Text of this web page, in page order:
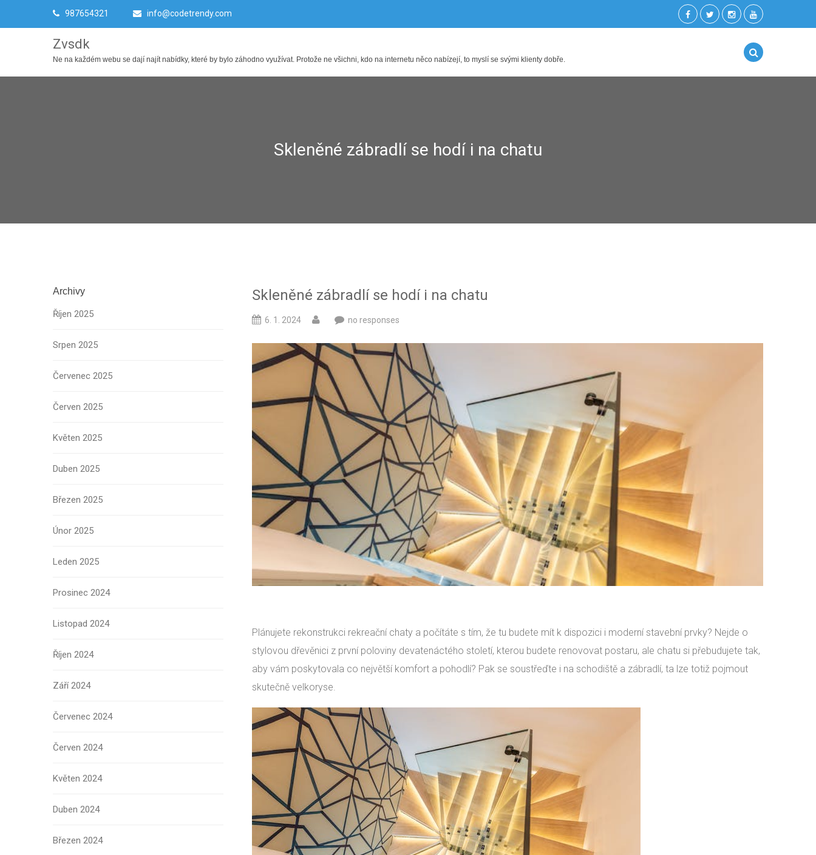
987654321 info@codetrendy.com
Zvsdk
Ne na každém webu se dají najít nabídky, které by bylo záhodno využívat. Protože ne všichni, kdo na internetu něco nabízejí, to myslí se svými klienty dobře.
Skleněné zábradlí se hodí i na chatu
Archivy
Říjen 2025
Srpen 2025
Červenec 2025
Červen 2025
Květen 2025
Duben 2025
Březen 2025
Únor 2025
Leden 2025
Prosinec 2024
Listopad 2024
Říjen 2024
Září 2024
Červenec 2024
Červen 2024
Květen 2024
Duben 2024
Březen 2024
Skleněné zábradlí se hodí i na chatu
6. 1. 2024 no responses
Plánujete rekonstrukci rekreační chaty a počítáte s tím, že tu budete mít k dispozici i moderní stavební prvky? Nejde o
stylovou dřevěnici z první poloviny devatenáctého století, kterou budete renovovat postaru, ale chatu si přebudujete tak,
aby vám poskytovala co největší komfort a pohodlí? Pak se soustřeďte i na schodiště a zábradlí, ta lze totiž pojmout
skutečně velkoryse.